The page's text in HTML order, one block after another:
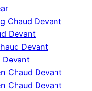
Chaud Devant
Devant
Devant
Devant
Chaud Devant
Chaud Devant